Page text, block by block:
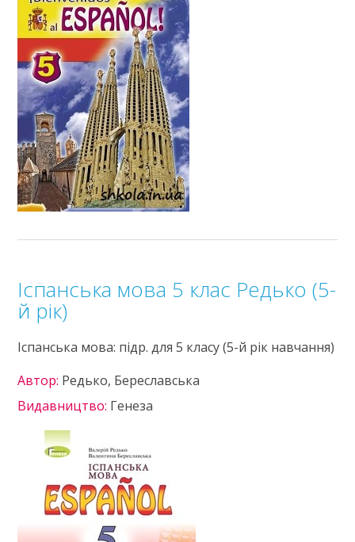
Іспанська мова 5 клас Редько (5-
й рік)
Іспанська мова: підр. для 5 класу (5-й рік навчання)
Автор: Редько, Береславська
Видавництво: Генеза